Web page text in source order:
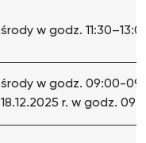
środy w godz.
środy w godz. 09:00-
18.12.2025 r. w godz.